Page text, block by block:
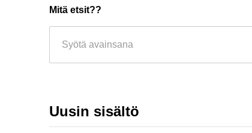
Mitä etsit??
Uusin sisältö